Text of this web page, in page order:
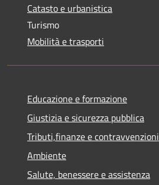
Catasto e urbanistica
Turismo
Mobilità e trasporti
Educazione e formazione
Giustizia e sicurezza pubblica
Tributi,finanze e contravvenzioni
Ambiente
Salute, benessere e assistenza